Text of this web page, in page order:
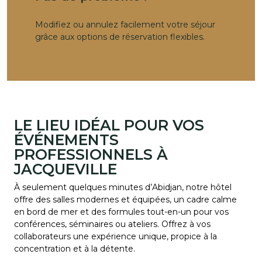
Modifiez ou annulez facilement votre séjour
grâce aux options de réservation flexibles.
LE LIEU IDÉAL POUR VOS
ÉVÉNEMENTS
PROFESSIONNELS À
JACQUEVILLE
À seulement quelques minutes d’Abidjan, notre hôtel
offre des salles modernes et équipées, un cadre calme
en bord de mer et des formules tout-en-un pour vos
conférences, séminaires ou ateliers. Offrez à vos
collaborateurs une expérience unique, propice à la
concentration et à la détente.